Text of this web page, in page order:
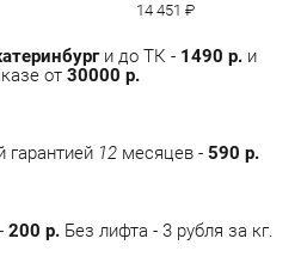
12месяцев -
р.Без лифта - 3 рубля за кг.